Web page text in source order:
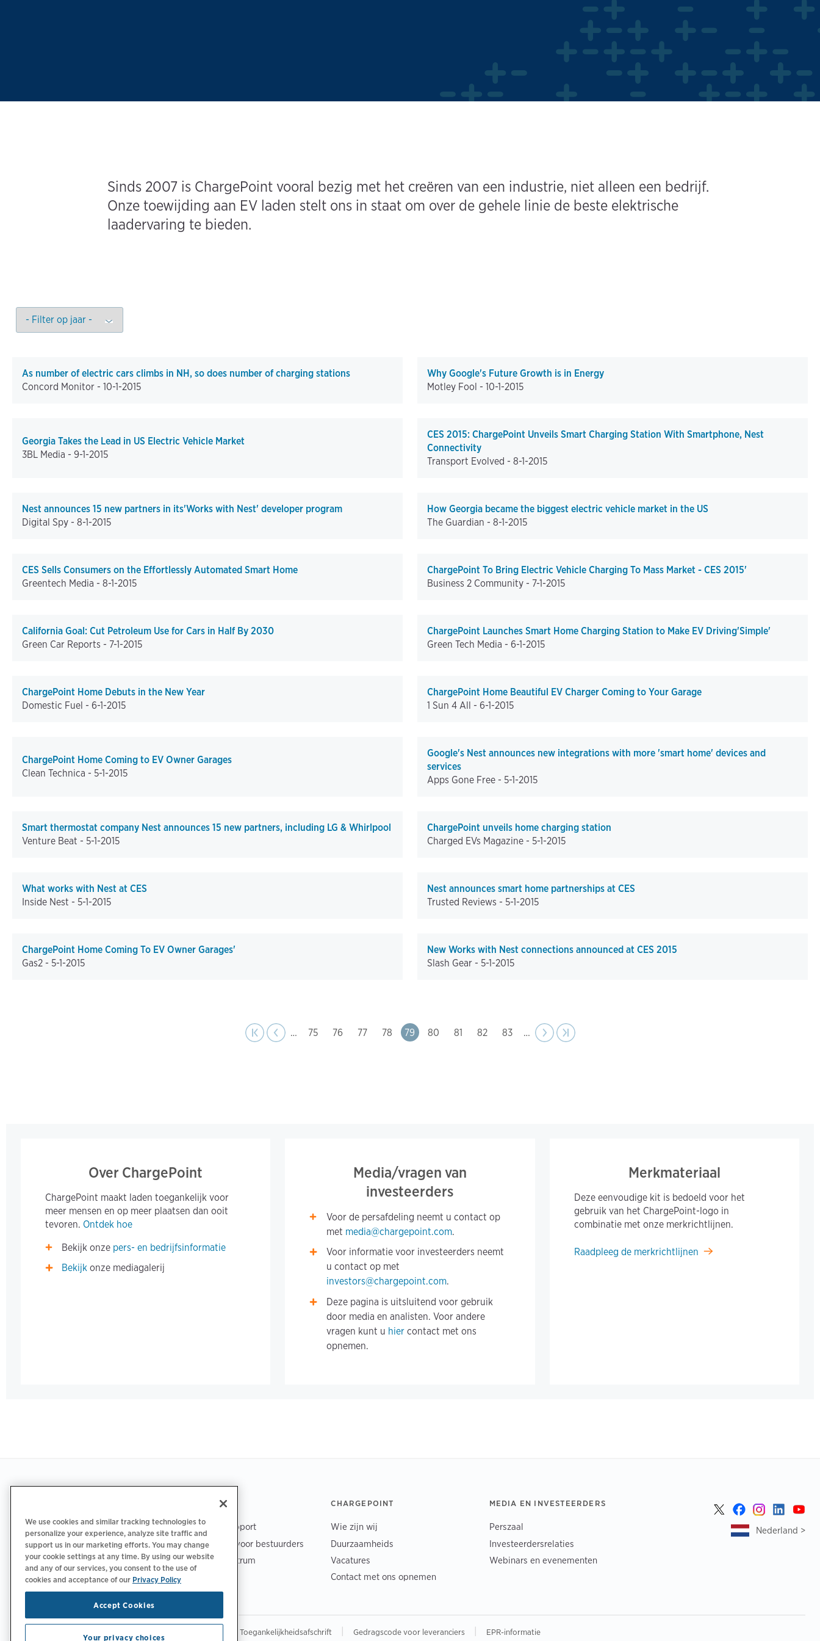
Sinds 2007 is ChargePoint vooral bezig met het creëren van een industrie, niet alleen een bedrijf.
Onze toewijding aan EV laden stelt ons in staat om over de gehele linie de beste elektrische
laadervaring te bieden.
As number of electric cars climbs in NH, so does number of charging stations
Concord Monitor - 10-1-2015
Why Google's Future Growth is in Energy
Motley Fool - 10-1-2015
Georgia Takes the Lead in US Electric Vehicle Market
3BL Media - 9-1-2015
CES 2015: ChargePoint Unveils Smart Charging Station With Smartphone, Nest
Connectivity
Transport Evolved - 8-1-2015
Nest announces 15 new partners in its'Works with Nest' developer program
Digital Spy - 8-1-2015
How Georgia became the biggest electric vehicle market in the US
The Guardian - 8-1-2015
CES Sells Consumers on the Effortlessly Automated Smart Home
Greentech Media - 8-1-2015
ChargePoint To Bring Electric Vehicle Charging To Mass Market - CES 2015'
Business 2 Community - 7-1-2015
California Goal: Cut Petroleum Use for Cars in Half By 2030
Green Car Reports - 7-1-2015
ChargePoint Launches Smart Home Charging Station to Make EV Driving'Simple'
Green Tech Media - 6-1-2015
ChargePoint Home Debuts in the New Year
Domestic Fuel - 6-1-2015
ChargePoint Home Beautiful EV Charger Coming to Your Garage
1 Sun 4 All - 6-1-2015
ChargePoint Home Coming to EV Owner Garages
Clean Technica - 5-1-2015
Google's Nest announces new integrations with more 'smart home' devices and
services
Apps Gone Free - 5-1-2015
Smart thermostat company Nest announces 15 new partners, including LG & Whirlpool
Venture Beat - 5-1-2015
ChargePoint unveils home charging station
Charged EVs Magazine - 5-1-2015
What works with Nest at CES
Inside Nest - 5-1-2015
Nest announces smart home partnerships at CES
Trusted Reviews - 5-1-2015
ChargePoint Home Coming To EV Owner Garages'
Gas2 - 5-1-2015
New Works with Nest connections announced at CES 2015
Slash Gear - 5-1-2015
First page
|‹
Previous
‹‹
… Page
75 Page
76 Page
77 Page
78 Page
79 Page
80 Page
81 Page
82 Page
83 …
Next
›› Last page
›|
Over ChargePoint
ChargePoint maakt laden toegankelijk voor
meer mensen en op meer plaatsen dan ooit
tevoren. Ontdek hoe
Bekijk onze pers- en bedrijfsinformatie
Bekijk onze mediagalerij
Media/vragen van
investeerders
Voor de persafdeling neemt u contact op
met media@chargepoint.com.
Voor informatie voor investeerders neemt
u contact op met
investors@chargepoint.com.
Deze pagina is uitsluitend voor gebruik
door media en analisten. Voor andere
vragen kunt u hiercontact met ons
opnemen.
Merkmateriaal
Deze eenvoudige kit is bedoeld voor het
gebruik van het ChargePoint-logo in
combinatie met onze merkrichtlijnen.
Raadpleeg de merkrichtlijnen
ChargePoint Support
Support Center voor bestuurders
Vertrouwenscentrum
CHARGEPOINT
Wie zijn wij
Duurzaamheids
Vacatures
Contact met ons opnemen
MEDIA EN INVESTEERDERS
Perszaal
Investeerdersrelaties
Webinars en evenementen
Nederland >
Toegankelijkheidsafschrift Gedragscode voor leveranciers EPR-informatie
We use cookies and similar tracking technologies to
personalize your experience, analyze site traffic and
support us in our marketing efforts. You may change
your cookie settings at any time. By using our website
and any of our services, you consent to the use of
cookies and acceptance of our Privacy Policy
Accept Cookies
Your privacy choices